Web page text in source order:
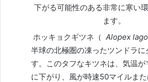
下がる可能性のある非常に寒い
ます。
ホッキョクギツネ（ Alopex
半球の北極圏の凍ったツンドラに
す。このタフなキツネは、気温
に下がり、風が時速50マイルま